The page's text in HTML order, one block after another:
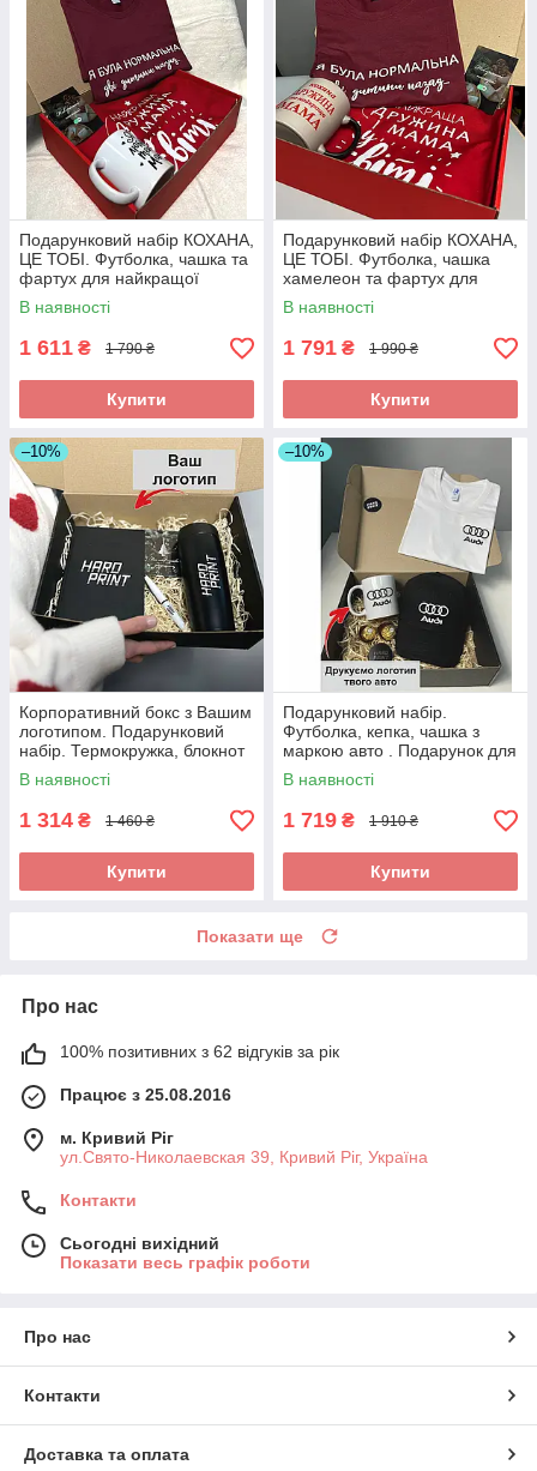
Подарунковий набір КОХАНА,
ЦЕ ТОБІ. Футболка, чашка та
фартух для найкращої
дружини та мами.
В наявності
1 611 ₴ 1 790 ₴
Купити
Подарунковий набір КОХАНА,
ЦЕ ТОБІ. Футболка, чашка
хамелеон та фартух для
найкращої дружини та мами.
В наявності
1 791 ₴ 1 990 ₴
Купити
–10%
Корпоративний бокс з Вашим
логотипом. Подарунковий
набір. Термокружка, блокнот
та ручка.
В наявності
1 314 ₴ 1 460 ₴
Купити
–10%
Подарунковий набір.
Футболка, кепка, чашка з
маркою авто . Подарунок для
чоловіка з логотипом
Audi(Ауді)
В наявності
1 719 ₴ 1 910 ₴
Купити
Показати ще
Про нас
100% позитивних з 62 відгуків за рік
Працює з 25.08.2016
м. Кривий Ріг
ул.Свято-Николаевская 39, Кривий Ріг, Україна
Контакти
Сьогодні вихідний
Показати весь графік роботи
Про нас
Контакти
Доставка та оплата